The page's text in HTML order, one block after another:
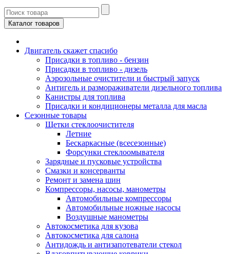
Каталог товаров
Двигатель скажет спасибо
Присадки в топливо - бензин
Присадки в топливо - дизель
Аэрозольные очистители и быстрый запуск
Антигель и размораживатели дизельного топлива
Канистры для топлива
Присадки и кондиционеры металла для масла
Сезонные товары
Щетки стеклоочистителя
Летние
Бескаркасные (всесезонные)
Форсунки стеклоомывателя
Зарядные и пусковые устройства
Смазки и консерванты
Ремонт и замена шин
Компрессоры, насосы, манометры
Автомобильные компрессоры
Автомобильные ножные насосы
Воздушные манометры
Автокосметика для кузова
Автокосметика для салона
Антидождь и антизапотеватели стекол